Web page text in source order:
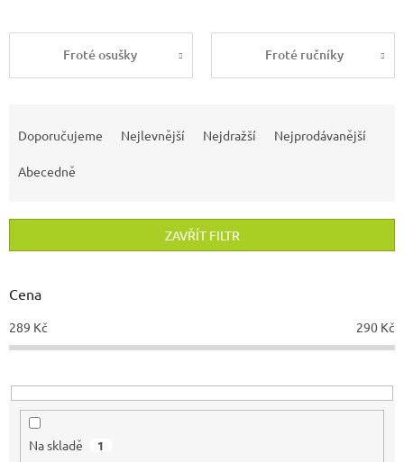
Froté osušky Froté ručníky
r
d
k
t
Doporučujeme Nejlevnější Nejdražší Nejprodávanější
Abecedně
ZAVŘÍT FILTR
Cena
289 Kč 290 Kč
Na skladě 1